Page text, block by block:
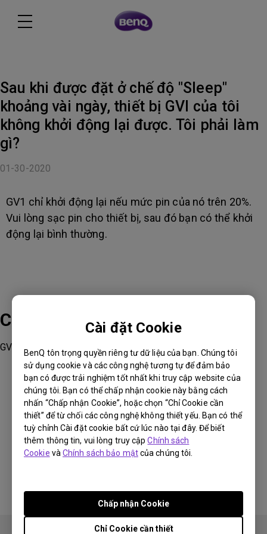
Cài đặt Cookie
BenQ tôn trọng quyền riêng tư dữ liệu của bạn. Chúng tôi
sử dụng cookie và các công nghệ tương tự để đảm bảo
bạn có được trải nghiệm tốt nhất khi truy cập website của
chúng tôi. Bạn có thể chấp nhận cookie này bằng cách
nhấn “Chấp nhận Cookie”, hoặc chọn “Chỉ Cookie cần
thiết” để từ chối các công nghệ không thiết yếu. Bạn có thể
tuỳ chỉnh Cài đặt cookie bất cứ lúc nào tại đây. Để biết
thêm thông tin, vui lòng truy cậpChính sách
Cookie vàChính sách bảo mậtcủa chúng tôi.
Chỉ Cookie cần thiết
Chấp nhận Cookie
Sau khi được đặt ở chế độ "Sleep"
khoảng vài ngày, thiết bị GVI của tôi
không khởi động lại được. Tôi phải làm
gì?
01-30-2020
GV1 chỉ khởi động lại nếu mức pin của nó trên 20%.
Vui lòng sạc pin cho thiết bị, sau đó bạn có thể khởi
động lại bình thường.
Các sản phẩm phù hợp
GV1
Thông tin này có hữu ích không?
Có